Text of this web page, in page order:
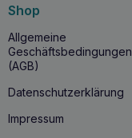
Shop
Allgemeine
Geschäftsbedingungen
(AGB)
Datenschutzerklärung
Impressum